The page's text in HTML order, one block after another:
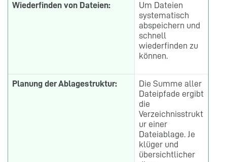
Wiederfinden von Dateien:
Um Dateien
systematisch
abspeichern und
schnell
wiederfinden zu
können.
Planung der Ablagestruktur:
Die Summe aller
Dateipfade ergibt
die
Verzeichnisstrukt
ur einer
Dateiablage. Je
klüger und
übersichtlicher